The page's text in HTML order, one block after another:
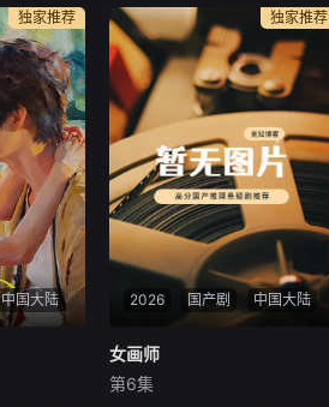
波特，这部电视剧更加幽默并
且更具都市感。剧中的Russo
一
中国大陆
独家推荐
2026 国产剧 中国大陆
独家推荐
女画师
罗予彤
女画师
第6集